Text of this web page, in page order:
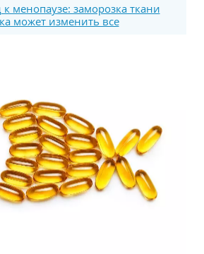
менопаузе: заморозка ткани
может изменить все